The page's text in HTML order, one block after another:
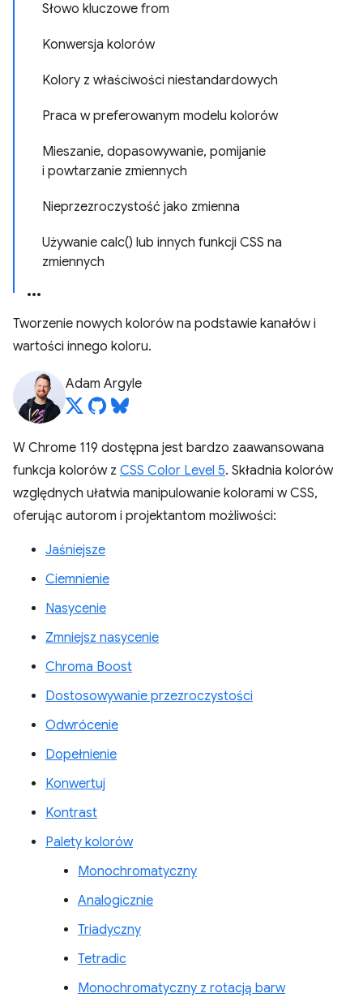
Słowo kluczowe from
Konwersja kolorów
Kolory z właściwości niestandardowych
Praca w preferowanym modelu kolorów
Mieszanie, dopasowywanie, pomijanie
i powtarzanie zmiennych
Nieprzezroczystość jako zmienna
Używanie calc() lub innych funkcji CSS na
zmiennych
Tworzenie nowych kolorów na podstawie kanałów i
wartości innego koloru.
Adam Argyle
W Chrome 119 dostępna jest bardzo zaawansowana
funkcja kolorów z CSS Color Level 5. Składnia kolorów
względnych ułatwia manipulowanie kolorami w CSS,
oferując autorom i projektantom możliwości:
Jaśniejsze
Ciemnienie
Nasycenie
Zmniejsz nasycenie
Chroma Boost
Dostosowywanie przezroczystości
Odwrócenie
Dopełnienie
Konwertuj
Kontrast
Palety kolorów
Monochromatyczny
Analogicznie
Triadyczny
Tetradic
Monochromatyczny z rotacją barw